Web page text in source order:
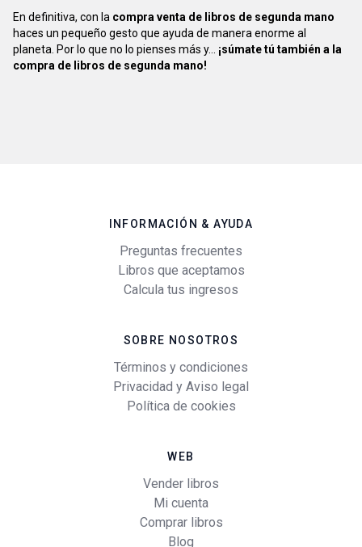
En definitiva, con la compra venta de libros de segunda mano
haces un pequeño gesto que ayuda de manera enorme al
planeta. Por lo que no lo pienses más y... ¡súmate tú también a la
compra de libros de segunda mano!
INFORMACIÓN & AYUDA
Preguntas frecuentes
Libros que aceptamos
Calcula tus ingresos
SOBRE NOSOTROS
Términos y condiciones
Privacidad y Aviso legal
Política de cookies
WEB
Vender libros
Mi cuenta
Comprar libros
Blog